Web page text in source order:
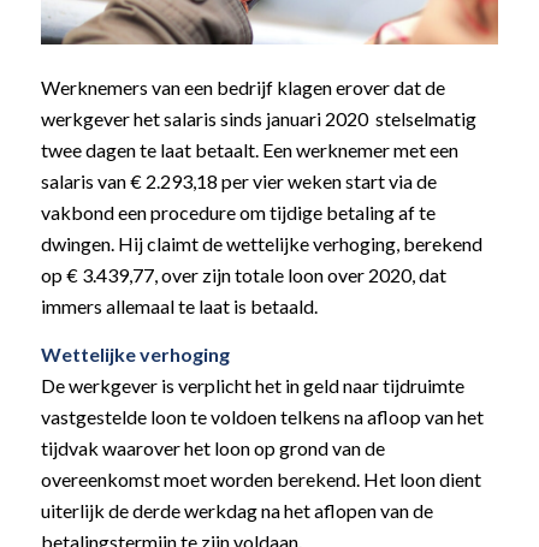
Werknemers van een bedrijf klagen erover dat de
werkgever het salaris sinds januari 2020 stelselmatig
twee dagen te laat betaalt. Een werknemer met een
salaris van € 2.293,18 per vier weken start via de
vakbond een procedure om tijdige betaling af te
dwingen. Hij claimt de wettelijke verhoging, berekend
op € 3.439,77, over zijn totale loon over 2020, dat
immers allemaal te laat is betaald.
Wettelijke verhoging
De werkgever is verplicht het in geld naar tijdruimte
vastgestelde loon te voldoen telkens na afloop van het
tijdvak waarover het loon op grond van de
overeenkomst moet worden berekend. Het loon dient
uiterlijk de derde werkdag na het aflopen van de
betalingstermijn te zijn voldaan.